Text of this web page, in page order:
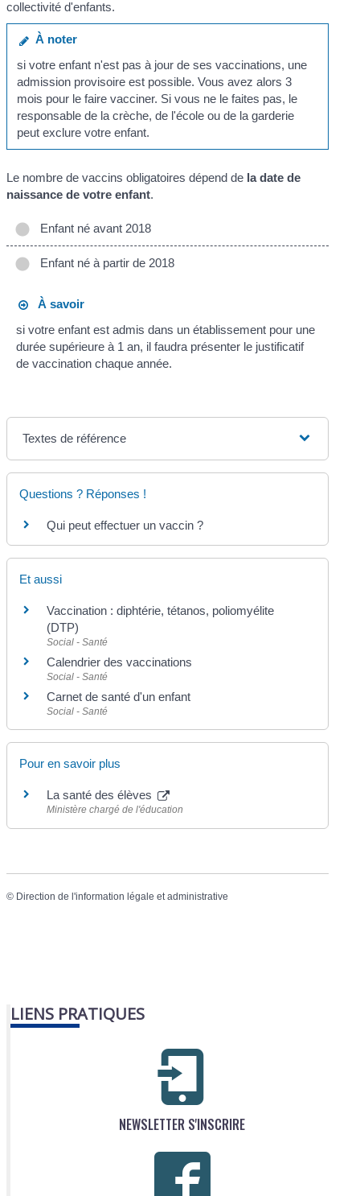
collectivité d'enfants.
À noter
si votre enfant n'est pas à jour de ses vaccinations, une
admission provisoire est possible. Vous avez alors 3
mois pour le faire vacciner. Si vous ne le faites pas, le
responsable de la crèche, de l'école ou de la garderie
peut exclure votre enfant.
Le nombre de vaccins obligatoires dépend de la date de
naissance de votre enfant.
Enfant né avant 2018
Enfant né à partir de 2018
À savoir
si votre enfant est admis dans un établissement pour une
durée supérieure à 1 an, il faudra présenter le justificatif
de vaccination chaque année.
Textes de référence
Questions ? Réponses !
Qui peut effectuer un vaccin ?
Et aussi
Vaccination : diphtérie, tétanos, poliomyélite
(DTP)
Social - Santé
Calendrier des vaccinations
Social - Santé
Carnet de santé d'un enfant
Social - Santé
Pour en savoir plus
La santé des élèves
Ministère chargé de l'éducation
© Direction de l'information légale et administrative
LIENS PRATIQUES
NEWSLETTER S'INSCRIRE